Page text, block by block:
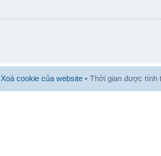
Xoá cookie của website • Thời gian được tính